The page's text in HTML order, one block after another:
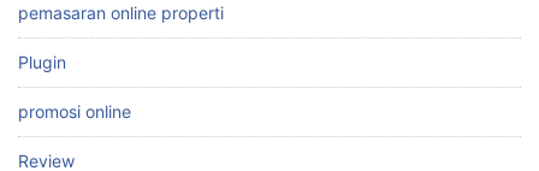
pemasaran online properti
Plugin
promosi online
Review